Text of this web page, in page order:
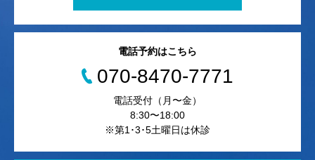
電話予約はこちら
070-8470-7771
電話受付（月〜金）
8:30〜18:00
※第1･3･5土曜日は休診